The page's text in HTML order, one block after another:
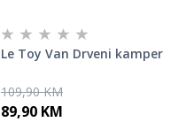
Le Toy Van Drveni kamper
109,90 KM
89,90 KM